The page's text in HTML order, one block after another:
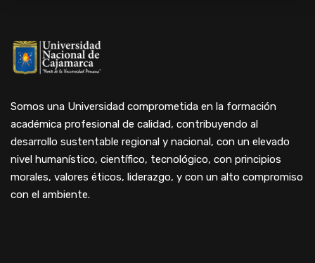
Somos una Universidad comprometida en la formación
académica profesional de calidad, contribuyendo al
desarrollo sustentable regional y nacional, con un elevado
nivel humanístico, científico, tecnológico, con principios
morales, valores éticos, liderazgo, y con un alto compromiso
con el ambiente.